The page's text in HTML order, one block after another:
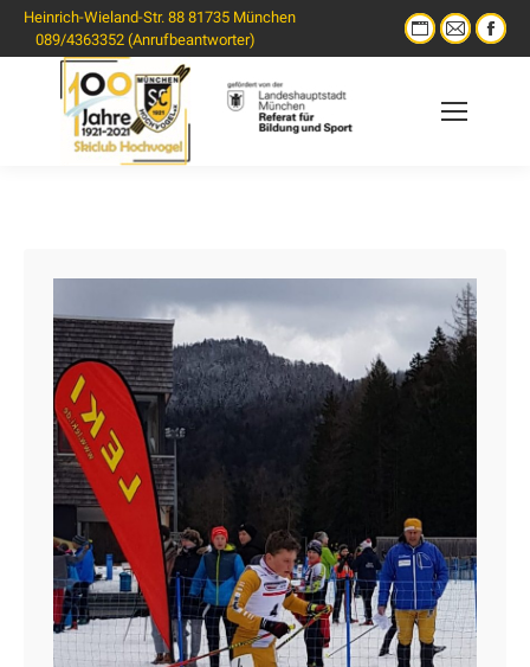
Heinrich-Wieland-Str. 88 81735 München
089/4363352 (Anrufbeantworter)